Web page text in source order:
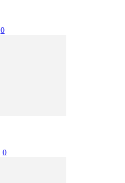
0
0